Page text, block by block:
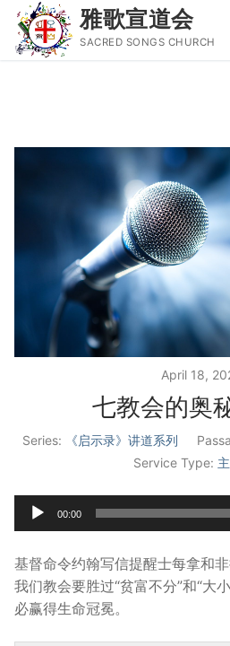
雅歌宣道会
SACRED SONGS CHURCH
Search
圣经导读新唱
属灵书籍
聚会信息
关于我们
April 18,
七教会的奥
Series: 《启示录》讲道系列
Service Type:
00:00
基督命令约翰写信提醒士每拿和
我们教会要胜过“贫富不分”和“大
必赢得生命冠冕。